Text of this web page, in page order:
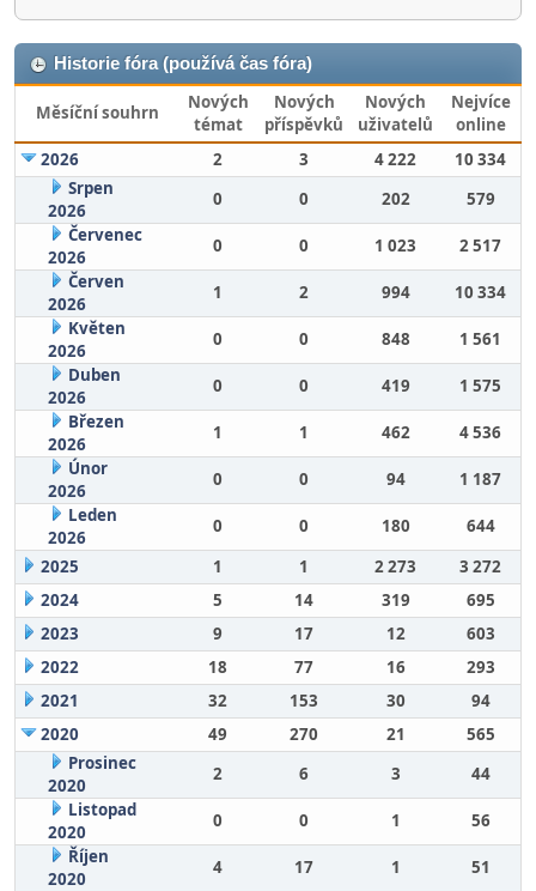
Historie fóra (používá čas fóra)
Měsíční souhrn
Nových
témat
Nových
příspěvků
Nových
uživatelů
Nejvíce
online
2026
2 3 4 222
10 334
Srpen
2026
0 0 202
579
Červenec
2026
0 0 1 023
2 517
Červen
2026
1 2 994
10 334
Květen
2026
0 0 848
1 561
Duben
2026
0 0 419
1 575
Březen
2026
1 1 462
4 536
Únor
2026
0 0 94
1 187
Leden
2026
0 0 180
644
2025
1 1 2 273
3 272
2024
5 14 319
695
2023
9 17 12
603
2022
18 77 16
293
2021
32 153 30
94
2020
49 270 21
565
Prosinec
2020
2 6 3
44
Listopad
2020
0 0 1
56
Říjen
2020
4 17 1
51